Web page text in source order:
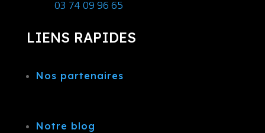
03 74 09 96 65
LIENS RAPIDES
Nos partenaires
Notre blog